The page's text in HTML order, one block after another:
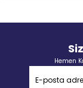
Hemen